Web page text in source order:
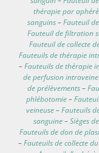
thérapie par
sanguins–Fauteuil
Fauteuil de filtration
Fauteuil de collecte
Fauteuils de thérapie
–Fauteuils de thérapie
de perfusion
de prélèvements–
phlébotomie–
veineuse–Fauteuils
sanguine–Sièges
Fauteuils de don de
–Fauteuils de collecte